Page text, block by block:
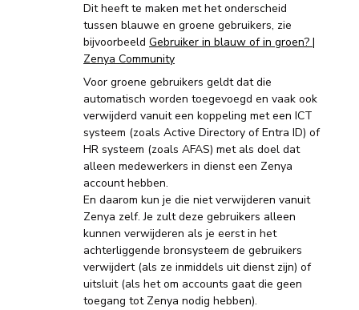
Dit heeft te maken met het onderscheid
tussen blauwe en groene gebruikers, zie
bijvoorbeeld Gebruiker in blauw of in groen? |
Zenya Community
Voor groene gebruikers geldt dat die
automatisch worden toegevoegd en vaak ook
verwijderd vanuit een koppeling met een ICT
systeem (zoals Active Directory of Entra ID) of
HR systeem (zoals AFAS) met als doel dat
alleen medewerkers in dienst een Zenya
account hebben.
En daarom kun je die niet verwijderen vanuit
Zenya zelf. Je zult deze gebruikers alleen
kunnen verwijderen als je eerst in het
achterliggende bronsysteem de gebruikers
verwijdert (als ze inmiddels uit dienst zijn) of
uitsluit (als het om accounts gaat die geen
toegang tot Zenya nodig hebben).